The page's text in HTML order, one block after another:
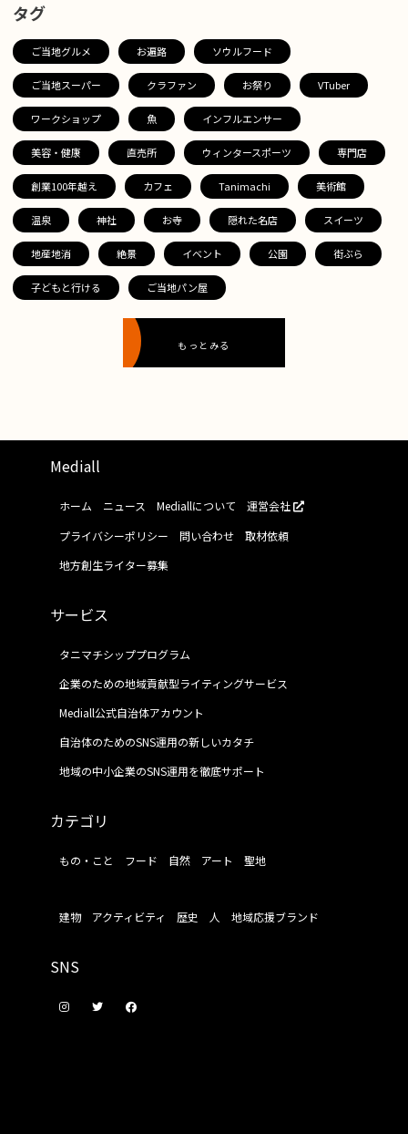
タグ
ご当地グルメ お遍路 ソウルフード
ご当地スーパー クラファン お祭り VTuber
ワークショップ 魚 インフルエンサー
美容・健康 直売所 ウィンタースポーツ 専門店
創業100年越え カフェ Tanimachi 美術館
温泉 神社 お寺 隠れた名店 スイーツ
地産地消 絶景 イベント 公園 街ぶら
子どもと行ける ご当地パン屋
もっとみる
Mediall
ホーム ニュース Mediallについて
運営会社
プライバシーポリシー
問い合わせ
取材依頼
地方創生ライター募集
サービス
タニマチシッププログラム
企業のための地域貢献型ライティングサービス
Mediall公式自治体アカウント
自治体のためのSNS運用の新しいカタチ
地域の中小企業のSNS運用を徹底サポート
カテゴリ
もの・こと フード 自然 アート 聖地
建物 アクティビティ 歴史 人 地域応援ブランド
SNS